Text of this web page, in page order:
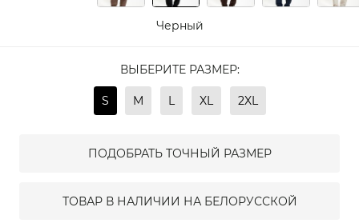
Черный
ВЫБЕРИТЕ РАЗМЕР:
S M L XL 2XL
ПОДОБРАТЬ ТОЧНЫЙ РАЗМЕР
ТОВАР В НАЛИЧИИ НА БЕЛОРУССКОЙ